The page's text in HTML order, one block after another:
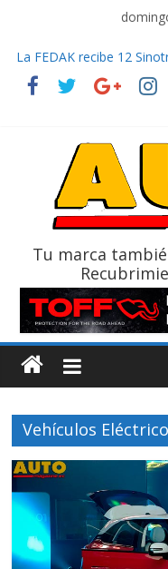
La FEDAK recibe 12
Vuelta
El costo de tener un
¿Qué puede pasar con
La Vuelta al Ecuador
Tu marca
Vehículos